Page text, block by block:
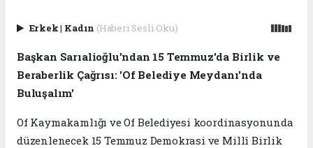
Erkek| Kadın (Haberi Sesli Oku)
Başkan Sarıalioğlu'ndan 15 Temmuz'da Birlik ve
Beraberlik Çağrısı: 'Of Belediye Meydanı'nda
Buluşalım'
Of Kaymakamlığı ve Of Belediyesi koordinasyonunda
düzenlenecek 15 Temmuz Demokrasi ve Millî Birlik